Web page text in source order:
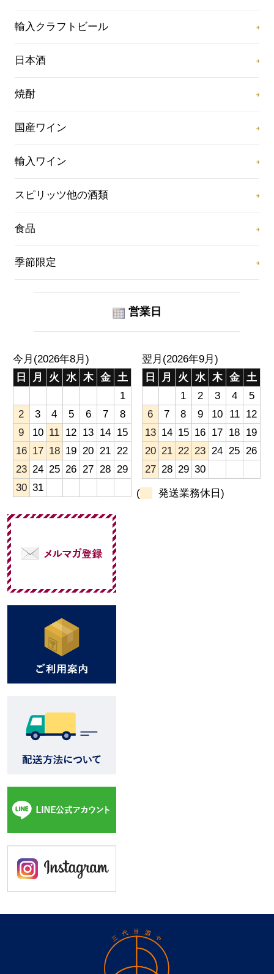
輸入クラフトビール
日本酒
焼酎
国産ワイン
輸入ワイン
スピリッツ他の酒類
食品
季節限定
営業日
今月(2026年8月)
日
月 火 水 木 金 土
1
2
3 4 5 6 7
8
9
10 11 12 13 14 15
16 17 18 19 20 21 22
23 24 25 26 27 28 29
30 31
翌月(2026年9月)
日
月 火 水 木 金
土
1
2 3 4
5
6
7 8 9 10 11
12
13 14 15 16 17 18 19
20 21 22 23 24 25 26
27 28 29 30
( 発送業務休日)